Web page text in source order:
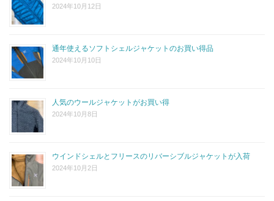
2024年10月12日
通年使えるソフトシェルジャケットのお買い得品
2024年10月10日
人気のウールジャケットがお買い得
2024年10月8日
ウインドシェルとフリースのリバーシブルジャケットが入荷
2024年10月2日